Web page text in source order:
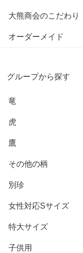
大熊商会のこだわり
オーダーメイド
グループから探す
竜
虎
鷹
その他の柄
別珍
女性対応Sサイズ
特大サイズ
子供用